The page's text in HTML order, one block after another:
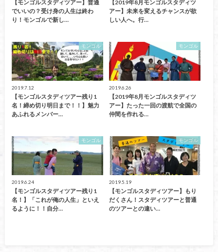
【モンゴルスタディツアー】普通
でいいの？受け身の人生は終わ
り！モンゴルで新し…
【2019年8月モンゴルスタディツ
アー】未来を変えるチャンスが欲
しい人へ。行…
モンゴル
2019.7.12
【モンゴルスタディツアー残り1
名！締め切り明日まで！！】魅力
あふれるメンバー…
モンゴル
2019.6.26
【2019年8月モンゴルスタディツ
アー】たった一回の渡航で全国の
仲間を作れる…
モンゴル
2019.6.24
【モンゴルスタディツアー残り1
名！】「これが俺の人生」といえ
るように！！自分…
モンゴル
2019.5.19
【モンゴルスタディツアー】もり
だくさん！スタディツアーと普通
のツアーとの違い…